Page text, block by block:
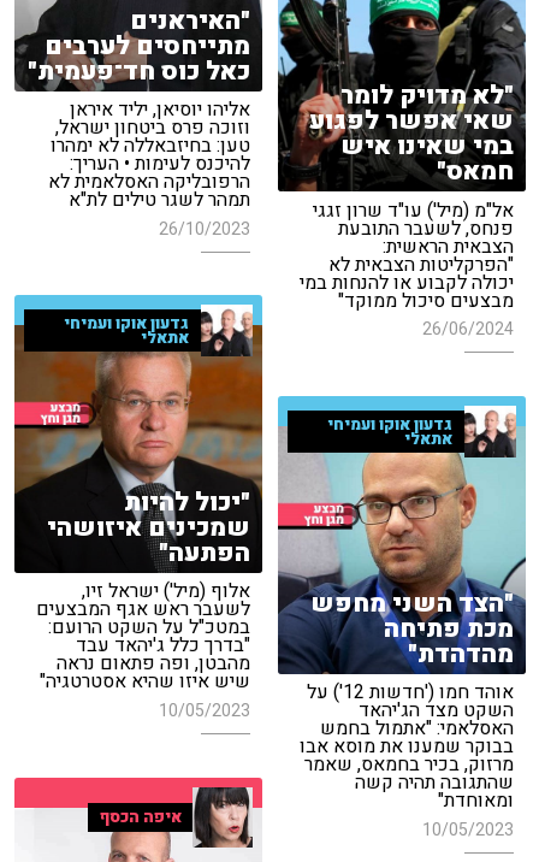
"לא מדויק לומר
שאי אפשר לפגוע
במי שאינו איש
חמאס"
אל"מ (מיל') עו"ד שרון זגגי
פנחס, לשעבר התובעת
הצבאית הראשית:
"הפרקליטות הצבאית לא
יכולה לקבוע או להנחות במי
מבצעים סיכול ממוקד"
26/06/2024
"האיראנים
מתייחסים לערבים
כאל כוס חד־פעמית"
אליהו יוסיאן, יליד איראן
וזוכה פרס ביטחון ישראל,
טען: בחיזבאללה לא ימהרו
להיכנס לעימות • העריך:
הרפובליקה האסלאמית לא
תמהר לשגר טילים לת"א
26/10/2023
גדעון אוקו ועמיחי
אתאלי
"יכול להיות
שמכינים איזושהי
הפתעה"
אלוף (מיל') ישראל זיו,
לשעבר ראש אגף המבצעים
במטכ"ל על השקט הרועם:
"בדרך כלל ג'יהאד עבד
מהבטן, ופה פתאום נראה
שיש איזו שהיא אסטרטגיה"
10/05/2023
גדעון אוקו ועמיחי
אתאלי
"הצד השני מחפש
מכת פתיחה
מהדהדת"
אוהד חמו ('חדשות 12') על
השקט מצד הג'יהאד
האסלאמי: "אתמול בחמש
בבוקר שמענו את מוסא אבו
מרזוק, בכיר בחמאס, שאמר
שהתגובה תהיה קשה
ומאוחדת"
10/05/2023 איפה הכסף